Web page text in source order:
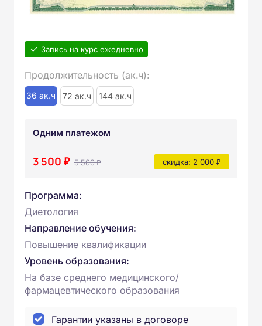
Запись на курс ежедневно
Продолжительность (ак.ч):
36 ак.ч 72 ак.ч 144 ак.ч
Одним платежом
3 500 ₽ 5 500 ₽ скидка: 2 000 ₽
Программа:
Диетология
Направление обучения:
Повышение квалификации
Уровень образования:
На базе среднего медицинского/
фармацевтического образования
Гарантии указаны в договоре